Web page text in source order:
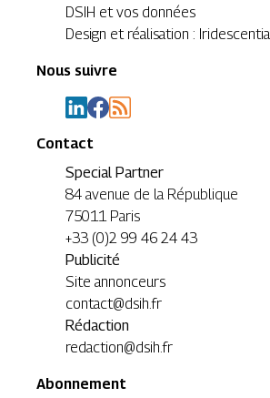
DSIH et vos données
Design et réalisation : Iridescentia
Nous suivre
Contact
Special Partner
84 avenue de la République
75011 Paris
+33 (0)2 99 46 24 43
Publicité
Site annonceurs
contact@dsih.fr
Rédaction
redaction@dsih.fr
Abonnement